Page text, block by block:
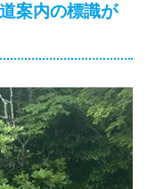
案内の標識が